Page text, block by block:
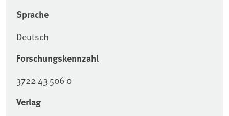
Sprache
Deutsch
Forschungskennzahl
3722 43 506 0
Verlag